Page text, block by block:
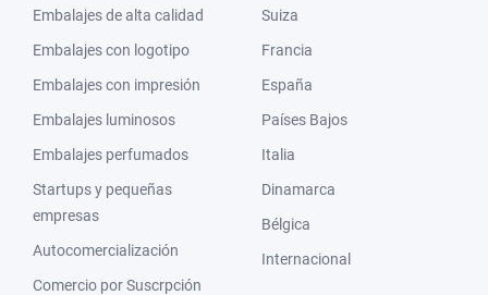
Embalajes de alta calidad
Embalajes con logotipo
Embalajes con impresión
Embalajes luminosos
Embalajes perfumados
Startups y pequeñas
empresas
Autocomercialización
Comercio por Suscrpción
Suiza
Francia
España
Países Bajos
Italia
Dinamarca
Bélgica
Internacional